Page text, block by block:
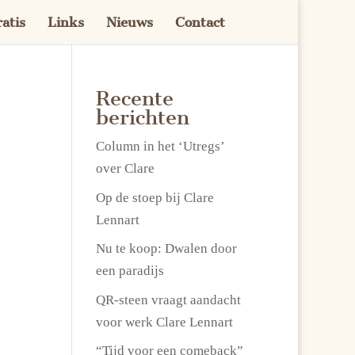
Links Nieuws Contact
Recente
berichten
Column in het ‘Utregs’
over Clare
Op de stoep bij Clare
Lennart
Nu te koop: Dwalen door
een paradijs
QR-steen vraagt aandacht
voor werk Clare Lennart
“Tijd voor een comeback”